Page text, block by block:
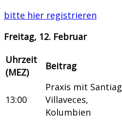
bitte hier registrieren
Freitag, 12. Februar
Uhrzeit
(MEZ)
Beitrag
13:00
Praxis mit
Villaveces,
Kolumbien